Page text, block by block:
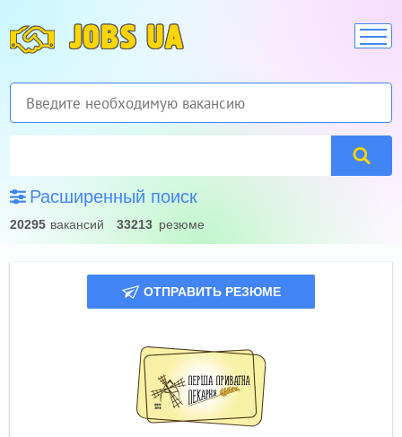
JOBS UA
Расширенный поиск
20295 вакансий 33213 резюме
ОТПРАВИТЬ РЕЗЮМЕ